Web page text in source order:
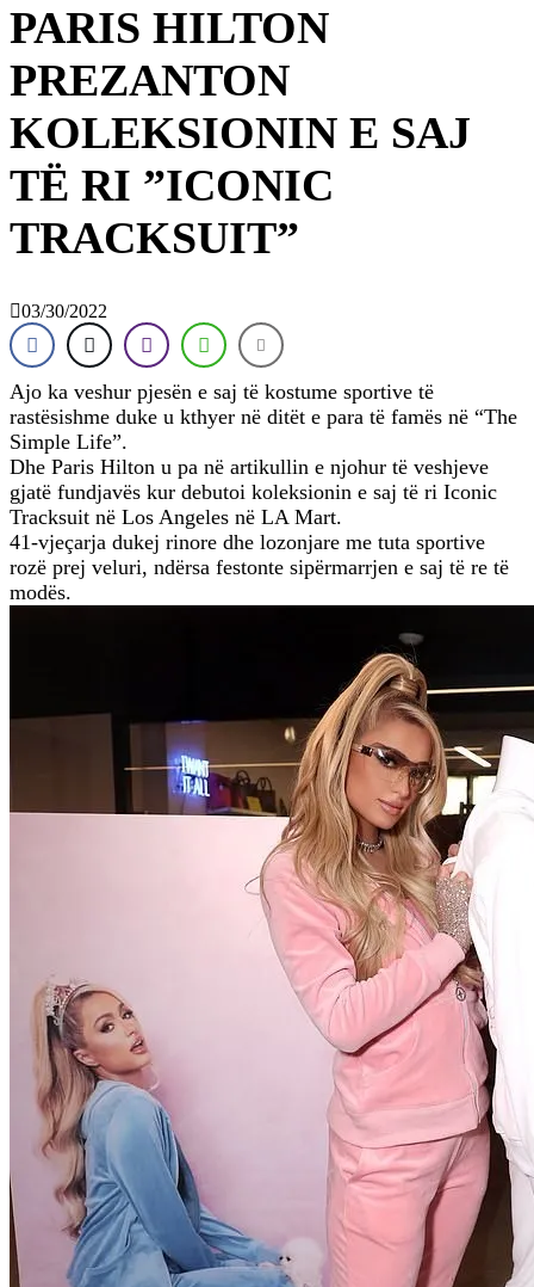
PARIS HILTON
PREZANTON
KOLEKSIONIN E SAJ
TË RI ”ICONIC
TRACKSUIT”
03/30/2022
Ajo ka veshur pjesën e saj të kostume sportive të
rastësishme duke u kthyer në ditët e para të famës në “The
Simple Life”.
Dhe Paris Hilton u pa në artikullin e njohur të veshjeve
gjatë fundjavës kur debutoi koleksionin e saj të ri Iconic
Tracksuit në Los Angeles në LA Mart.
41-vjeçarja dukej rinore dhe lozonjare me tuta sportive
rozë prej veluri, ndërsa festonte sipërmarrjen e saj të re të
modës.